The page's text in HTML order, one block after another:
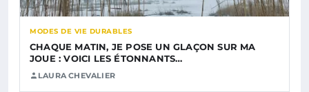
MODES DE VIE DURABLES
CHAQUE MATIN, JE POSE UN GLAÇON SUR MA
JOUE : VOICI LES ÉTONNANTS…
LAURA CHEVALIER